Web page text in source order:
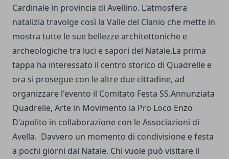
Cardinale in provincia di Avellino. L'atmosfera
natalizia travolge così la Valle del Clanio che mette in
mostra tutte le sue bellezze architettoniche e
archeologiche tra luci e sapori del Natale.La prima
tappa ha interessato il centro storico di Quadrelle e
ora si prosegue con le altre due cittadine, ad
organizzare l'evento il Comitato Festa SS.Annunziata
Quadrelle, Arte in Movimento la Pro Loco Enzo
D'apolito in collaborazione con le Associazioni di
Avella. Davvero un momento di condivisione e festa
a pochi giorni dal Natale. Chi vuole può visitare il